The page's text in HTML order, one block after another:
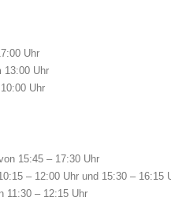
Uhr
13:00 Uhr
Uhr
15:45 – 17:30 Uhr
– 12:00 Uhr und 15:30 – 16:15
11:30 – 12:15 Uhr